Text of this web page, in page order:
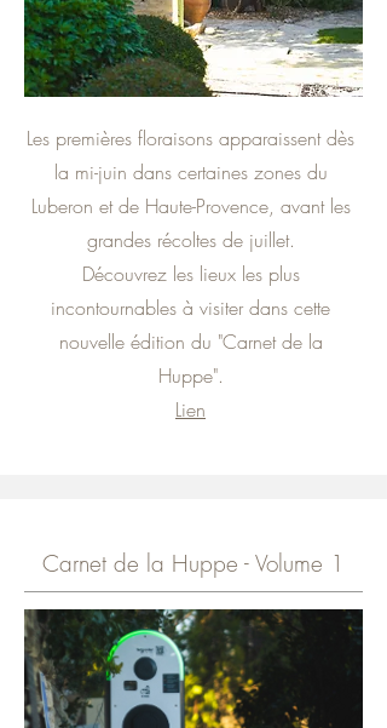
Les premières floraisons apparaissent dès
la mi-juin dans certaines zones du
Luberon et de Haute-Provence, avant les
grandes récoltes de juillet.
Découvrez les lieux les plus
incontournables à visiter dans cette
nouvelle édition du "Carnet de la
Huppe".
Lien
Carnet de la Huppe - Volume 1